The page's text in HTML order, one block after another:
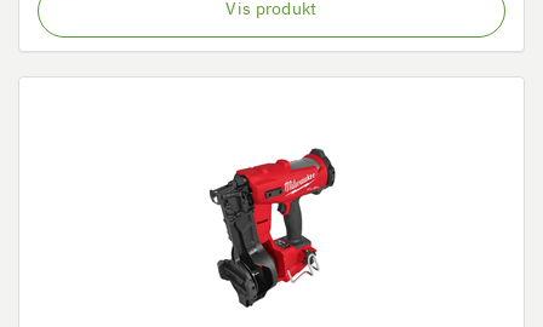
Vis produkt